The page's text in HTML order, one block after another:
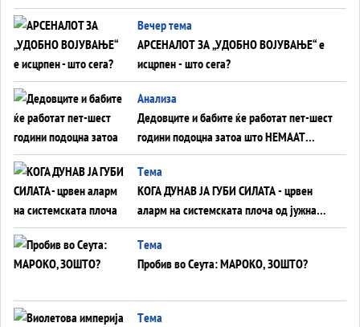
БЕЗ ФРОНТ
Вечер тема
АРСЕНАЛОТ ЗА „УДОБНО ВОЈУВАЊЕ“ е
исцрпен - што сега?
Анализа
Дедовците и бабите ќе работат пет-шест
години подоцна затоа што НЕМААТ
ВНУЦИ ДА ГИ ЗАМЕНАТ
Tема
КОГА ДУНАВ ЈА ГУБИ СИЛАТА - црвен
аларм на системската плоча од јужна
Германија до Црното Море...
Tема
Пробив во Сеута: МАРОКО, ЗОШТО?
Tема